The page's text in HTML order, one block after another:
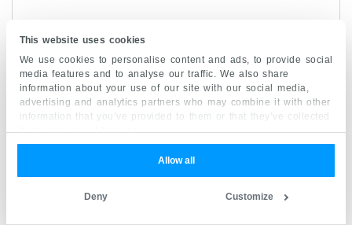
This website uses cookies
We use cookies to personalise content and ads, to provide social
media features and to analyse our traffic. We also share
information about your use of our site with our social media,
advertising and analytics partners who may combine it with other
information that you’ve provided to them or that they’ve collected
from your use of their services.
Allow all
Customize
Deny